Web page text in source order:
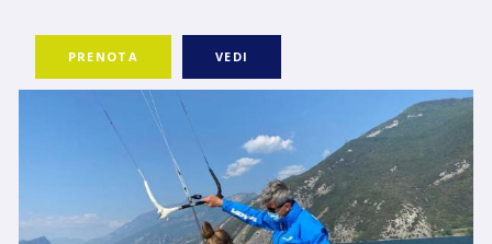
PRENOTA VEDI